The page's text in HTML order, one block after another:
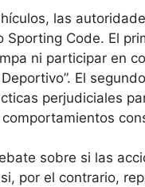
las
Code. El
ni participar en
El
perjudiciales
sobre si las
por el contrario,